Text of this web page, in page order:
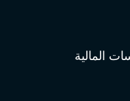
المالية